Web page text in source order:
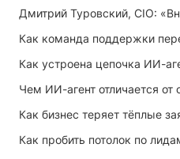
Чем ИИ-агент отличается от
Как бизнес теряет тёплые
Как пробить потолок по